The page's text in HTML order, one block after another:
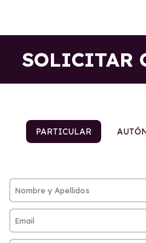
SOLICITAR
PARTICULAR